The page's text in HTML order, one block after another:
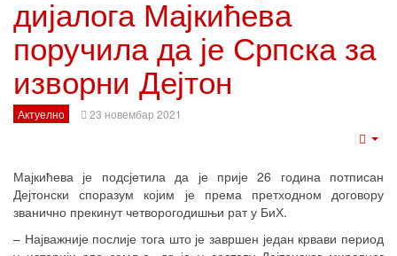
дијалога Мајкићева
поручила да је Српска за
изворни Дејтон
Актуелно 23 новембар 2021
Мајкићева је подсјетила да је прије 26 година потписан
Дејтонски споразум којим је према претходном договору
званично прекинут четворогодишњи рат у БиХ.
– Најважније послије тога што је завршен један крвави период